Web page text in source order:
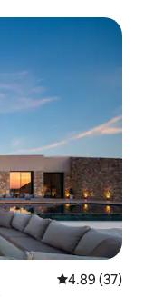
औसत रेटिंग 5 में
4.89 (37)